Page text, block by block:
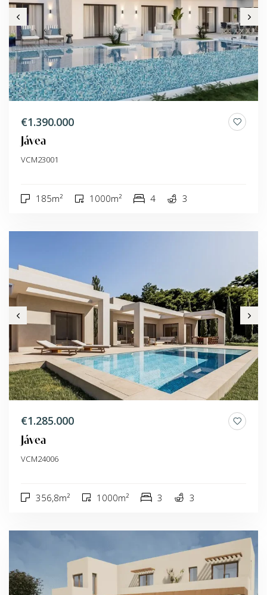
€1.390.000
Jávea
VCM23001
185m² 1000m² 4 3
€1.285.000
Jávea
VCM24006
356,8m² 1000m² 3 3